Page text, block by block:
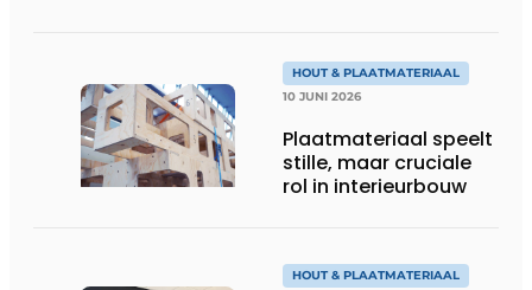
HOUT & PLAATMATERIAAL
10 JUNI 2026
Plaatmateriaal speelt
stille, maar cruciale
rol in interieurbouw
HOUT & PLAATMATERIAAL